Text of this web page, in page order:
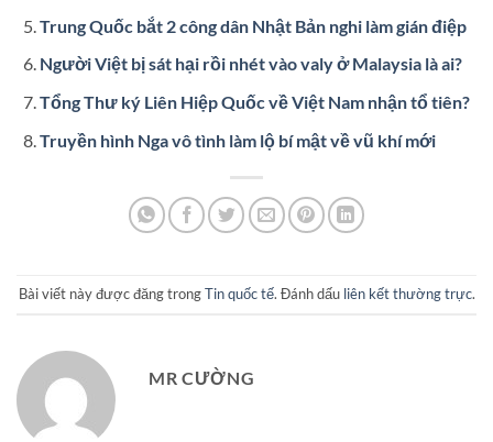
Trung Quốc bắt 2 công dân Nhật Bản nghi làm gián điệp
Người Việt bị sát hại rồi nhét vào valy ở Malaysia là ai?
Tổng Thư ký Liên Hiệp Quốc về Việt Nam nhận tổ tiên?
Truyền hình Nga vô tình làm lộ bí mật về vũ khí mới
Bài viết này được đăng trongTin quốc tế. Đánh dấu liên kết thường trực.
MR CƯỜNG